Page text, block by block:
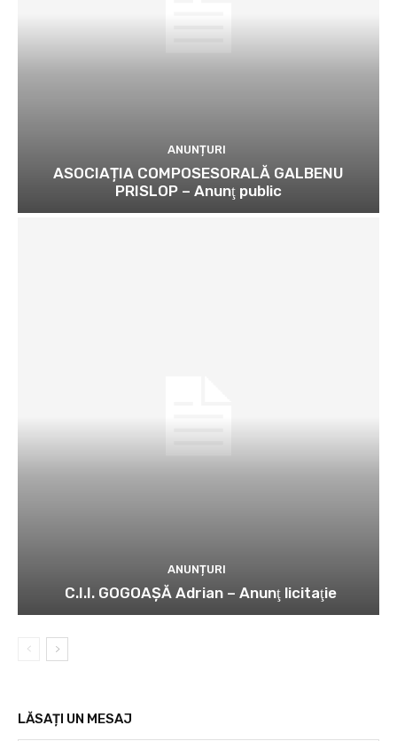
ANUNȚURI
ASOCIAȚIA COMPOSESORALĂ GALBENU
PRISLOP – Anunţ public
ANUNȚURI
C.I.I. GOGOAŞĂ Adrian – Anunţ licitaţie
LĂSAȚI UN MESAJ